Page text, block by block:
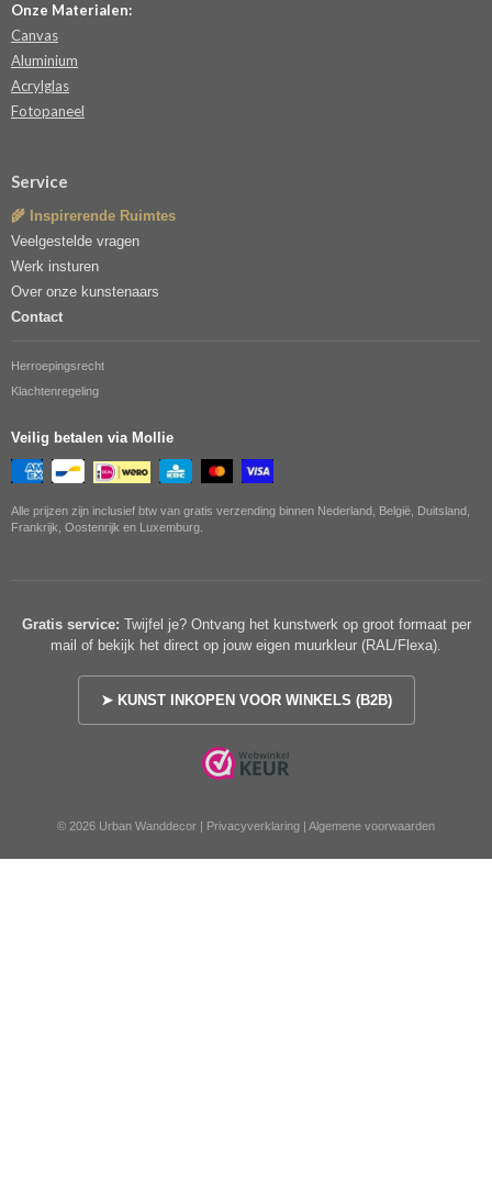
Onze Materialen:
Canvas
Aluminium
Acrylglas
Fotopaneel
Service
🌾 Inspirerende Ruimtes
Veelgestelde vragen
Werk insturen
Over onze kunstenaars
Contact
Herroepingsrecht
Klachtenregeling
Veilig betalen via Mollie
Alle prijzen zijn inclusief btw van gratis verzending binnen Nederland, België, Duitsland,
Frankrijk, Oostenrijk en Luxemburg.
Gratis service: Twijfel je? Ontvang het kunstwerk op groot formaat per
mail of bekijk het direct op jouw eigen muurkleur (RAL/Flexa).
➤ KUNST INKOPEN VOOR WINKELS (B2B)
© 2026 Urban Wanddecor | Privacyverklaring | Algemene voorwaarden